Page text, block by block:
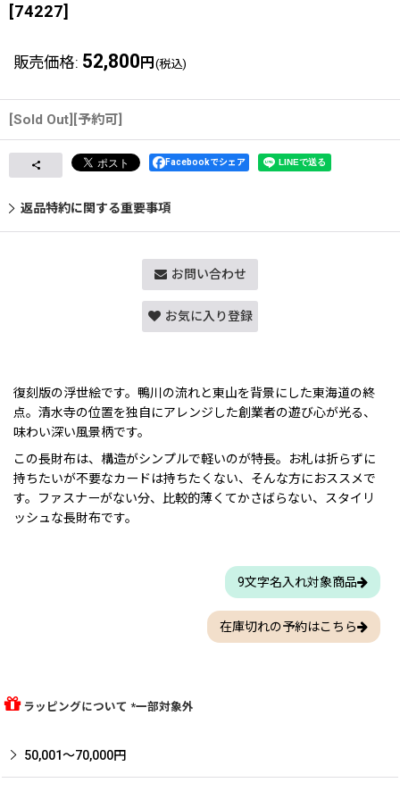
[74227]
販売価格: 52,800 円 (税込)
[Sold Out][予約可]
Facebookでシェア
返品特約に関する重要事項
お問い合わせ
お気に入り登録
復刻版の浮世絵です。鴨川の流れと東山を背景にした東海道の終
点。清水寺の位置を独自にアレンジした創業者の遊び心が光る、
味わい深い風景柄です。
この長財布は、構造がシンプルで軽いのが特長。お札は折らずに
持ちたいが不要なカードは持ちたくない、そんな方におススメで
す。ファスナーがない分、比較的薄くてかさばらない、スタイリ
ッシュな長財布です。
9文字名入れ対象商品
在庫切れの予約はこちら
ラッピングについて *一部対象外
50,001〜70,000円